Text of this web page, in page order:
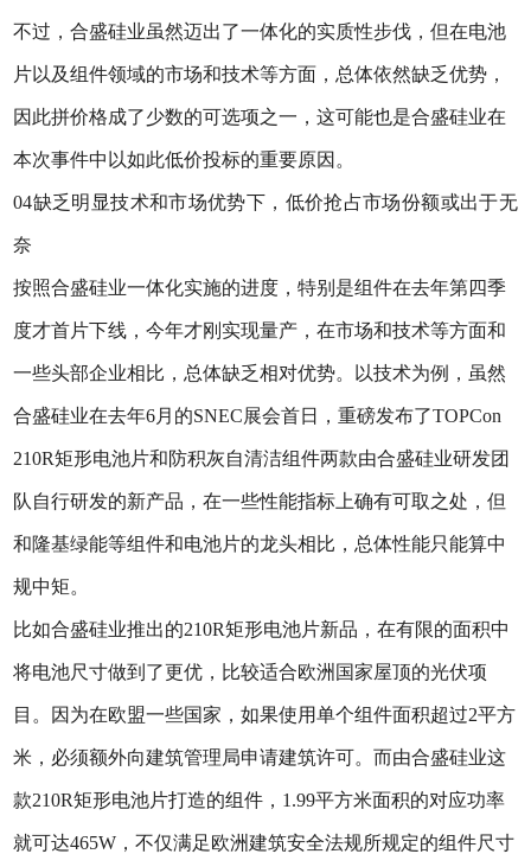
不过，合盛硅业虽然迈出了一体化的实质性步伐，但在电池
片以及组件领域的市场和技术等方面，总体依然缺乏优势，
因此拼价格成了少数的可选项之一，这可能也是合盛硅业在
本次事件中以如此低价投标的重要原因。
04缺乏明显技术和市场优势下，低价抢占市场份额或出于无
奈
按照合盛硅业一体化实施的进度，特别是组件在去年第四季
度才首片下线，今年才刚实现量产，在市场和技术等方面和
一些头部企业相比，总体缺乏相对优势。以技术为例，虽然
合盛硅业在去年6月的SNEC展会首日，重磅发布了TOPCon
210R矩形电池片和防积灰自清洁组件两款由合盛硅业研发团
队自行研发的新产品，在一些性能指标上确有可取之处，但
和隆基绿能等组件和电池片的龙头相比，总体性能只能算中
规中矩。
比如合盛硅业推出的210R矩形电池片新品，在有限的面积中
将电池尺寸做到了更优，比较适合欧洲国家屋顶的光伏项
目。因为在欧盟一些国家，如果使用单个组件面积超过2平方
米，必须额外向建筑管理局申请建筑许可。而由合盛硅业这
款210R矩形电池片打造的组件，1.99平方米面积的对应功率
就可达465W，不仅满足欧洲建筑安全法规所规定的组件尺寸